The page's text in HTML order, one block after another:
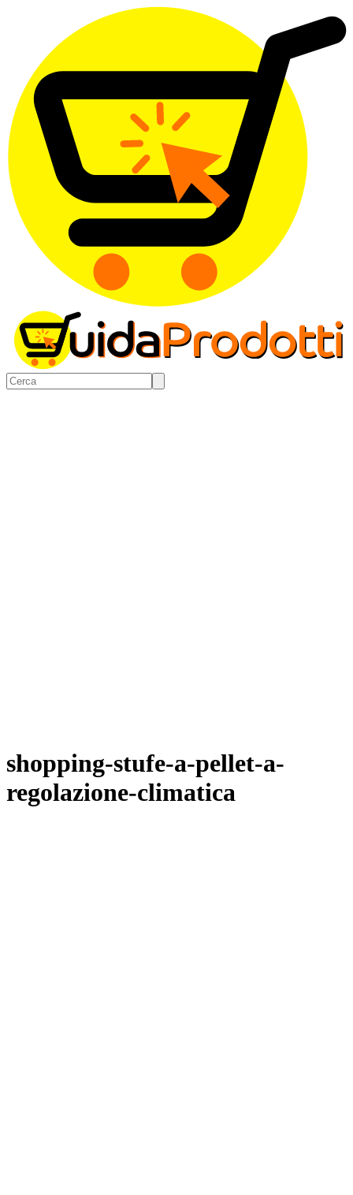
shopping-stufe-a-pellet-a-
regolazione-climatica